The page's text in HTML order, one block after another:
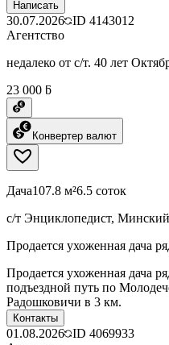
Написать
30.07.2026 ID 4143012
Агентство
недалеко от с/т. 40 лет
23 000 ƃ
Конвертер валют
Дача107.8 м²6.5 соток
с/т Энциклопедист,
Продается ухоженная дача
Продается ухоженная дача
подъездной путь по
Радошковичи в 3 км.
Контакты
01.08.2026 ID 4069933